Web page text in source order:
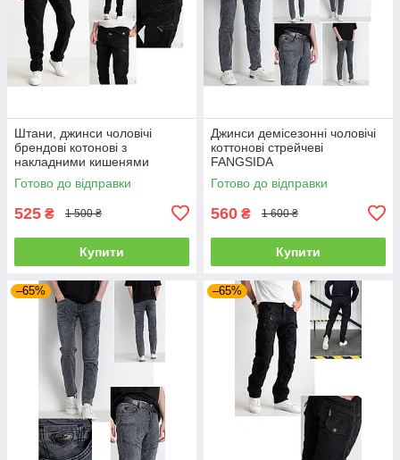
Штани, джинси чоловічі
брендові котонові з
накладними кишенями
"карго" MIGACH, Туреччина
Готово до відправки
525 ₴ 1 500 ₴
Купити
Джинси демісезонні чоловічі
коттонові стрейчеві
FANGSIDA
Готово до відправки
560 ₴ 1 600 ₴
Купити
–65% –65%